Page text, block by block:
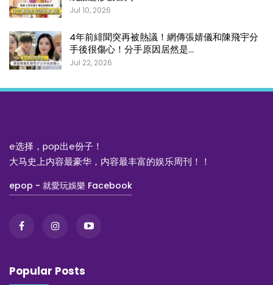
Jul 10, 2026
4年前緋聞突再被熱議！網傳張婧儀和陳飛宇分
手後很傷心！分手原因居然是…
Jul 22, 2026
e选择，pop出e份子！
大马史上内容最豪华，内容最丰富的娱乐周刊！！
epop - 就愛玩娛樂 Facebook
Popular Posts